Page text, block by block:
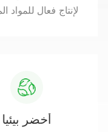
لإنتاج فعال للمواد
أخضر بيئيا